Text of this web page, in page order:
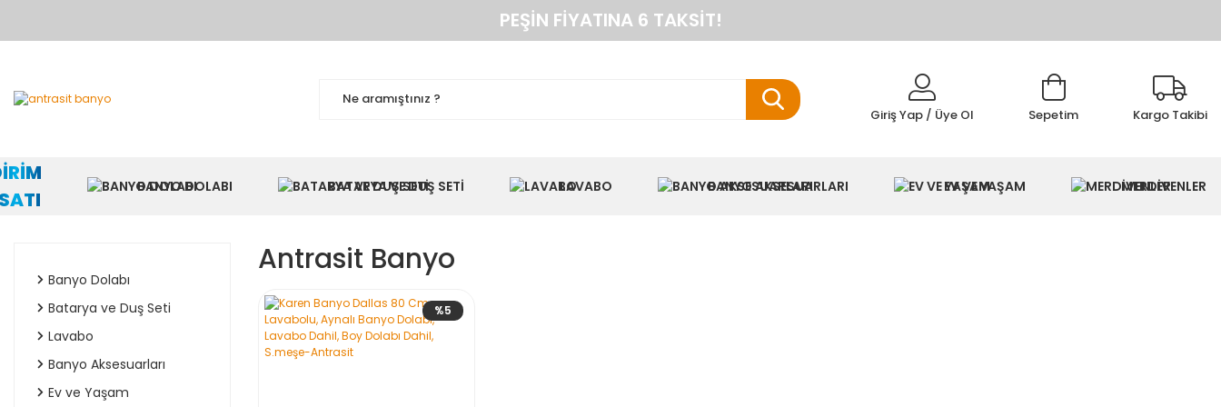
PEŞIN FIYATINA 6 TAKSIT!
TÜM ÜRÜNLERDE KARGO BEDAVA
KAREN BANYO RESMI ALIŞVERIŞ SITESI
Giriş Yap / Üye Ol Sepetim Kargo Takibi
BANYO DOLABI BATARYA VE DUŞ SETI LAVABO BANYO AKSESUARLARI EV VE YAŞAM MERDİVENLER
Banyo Dolabı
Batarya ve Duş Seti
Lavabo
Banyo Aksesuarları
Ev ve Yaşam
Antrasit Banyo
%5